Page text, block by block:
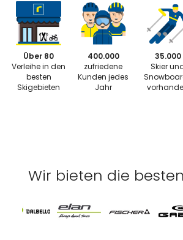
Über 80
Verleihe in den
besten
Skigebieten
400.000
zufriedene
Kunden jedes
Jahr
35.000
Skier
Wir bieten die besten